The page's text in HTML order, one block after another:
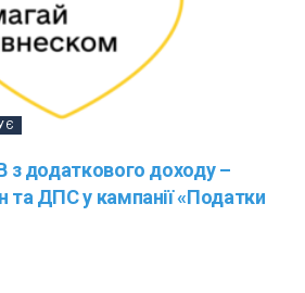
з додаткового доходу –
ДПС у кампанії «Податки